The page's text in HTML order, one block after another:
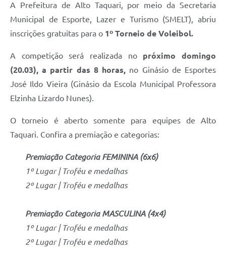
A Prefeitura de Alto Taquari, por meio da Secretaria
Municipal de Esporte, Lazer e Turismo (SMELT), abriu
inscrições gratuitas para o 1º Torneio de Voleibol.
A competição será realizada no próximo domingo
(20.03), a partir das 8 horas, no Ginásio de Esportes
José Ildo Vieira (Ginásio da Escola Municipal Professora
Elzinha Lizardo Nunes).
O torneio é aberto somente para equipes de Alto
Taquari. Confira a premiação e categorias:
Premiação Categoria FEMININA (6x6)
1º Lugar | Troféu e medalhas
2º Lugar | Troféu e medalhas
Premiação Categoria MASCULINA (4x4)
1º Lugar | Troféu e medalhas
2º Lugar | Troféu e medalhas